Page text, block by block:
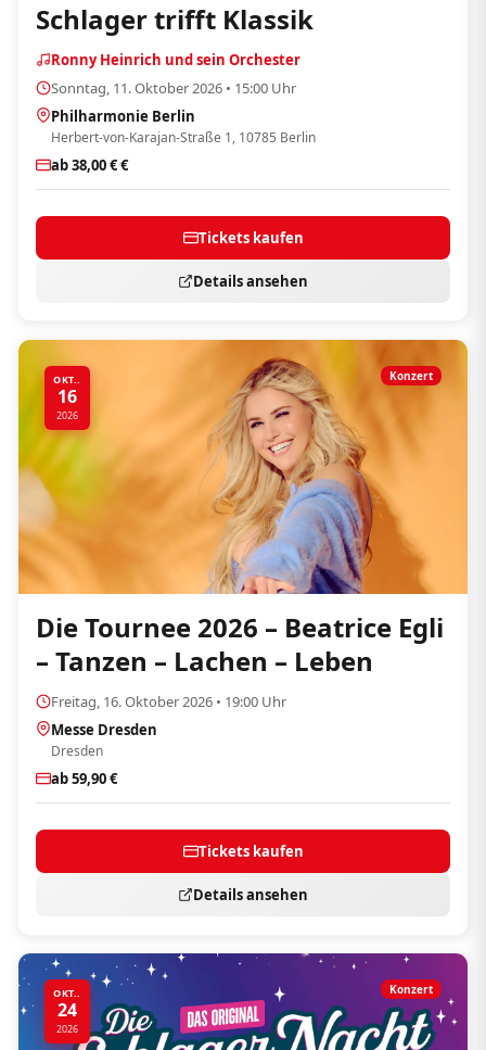
Schlager trifft Klassik
Ronny Heinrich und sein Orchester
Sonntag, 11. Oktober 2026 • 15:00 Uhr
Philharmonie Berlin
Herbert-von-Karajan-Straße 1, 10785 Berlin
ab 38,00 € €
Tickets kaufen
Details ansehen
OKT..
16
2026
Konzert
Die Tournee 2026 – Beatrice Egli
– Tanzen – Lachen – Leben
Freitag, 16. Oktober 2026 • 19:00 Uhr
Messe Dresden
Dresden
ab 59,90 €
Tickets kaufen
Details ansehen
OKT..
24
2026
Konzert